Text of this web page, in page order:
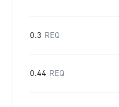
0.3 REQ
0.44 REQ